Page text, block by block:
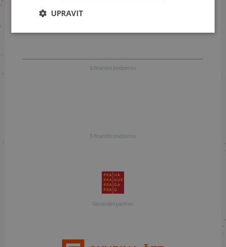
+420 257 310 414
S finanční podporou
S finanční podporou
Generální partner
UPRAVIT